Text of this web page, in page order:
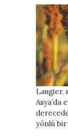
Laugier,
Asya’da
yönlü bir